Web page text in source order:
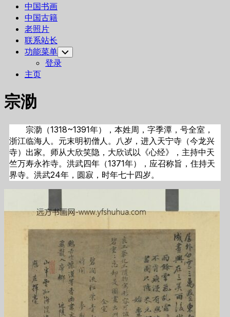
中国书画
中国古籍
老照片
联系站长
功能菜单 Toggle
Child
Menu
登录
主页
宗泐
宗泐（1318~1391年），本姓周，字季潭，号全室，
浙江临海人。元末明初僧人。八岁，进入天宁寺（今龙兴
寺）出家。师从大欣笑隐，大欣试以《心经》，主持中天
竺万寿永祚寺。洪武四年（1371年），应召称旨，住持天
界寺。洪武24年，圆寂，时年七十四岁。